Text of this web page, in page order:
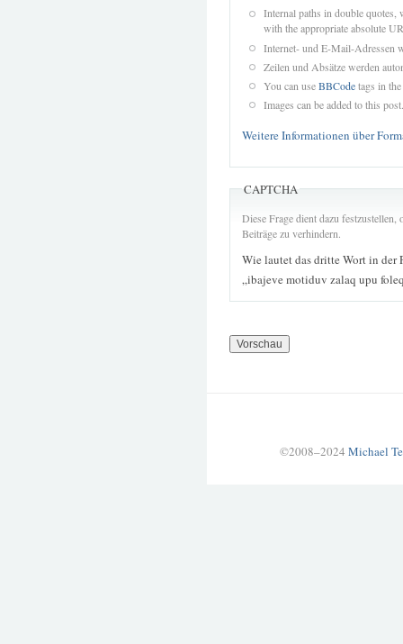
Internal paths in double quotes,
with the appropriate absolute
Internet- und E-Mail-Adressen
Zeilen und Absätze werden
You can useBBCodetags in
Images can be added to this post.
Weitere Informationen über
CAPTCHA
Diese Frage dient dazu
Beiträge zu verhindern.
Wie lautet das dritte Wort in der
„ibajeve motiduv zalaq upu
©2008–2024 Michael